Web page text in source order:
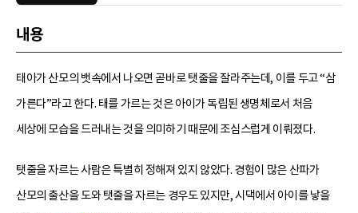
내용
태아가 산모의 뱃속에서 나오면 곧바로 탯줄을 잘라주는데, 이를 두고 “삼
가른다”라고 한다. 태를 가르는 것은 아이가 독립된 생명체로서 처음
세상에 모습을 드러내는 것을 의미하기 때문에 조심스럽게 이뤄졌다.
탯줄을 자르는 사람은 특별히 정해져 있지 않았다. 경험이 많은 산파가
산모의 출산을 도와 탯줄을 자르는 경우도 있지만, 시댁에서 아이를 낳을